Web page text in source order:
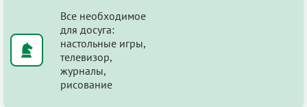
Все необходимое
для досуга:
настольные игры,
телевизор,
журналы,
рисование